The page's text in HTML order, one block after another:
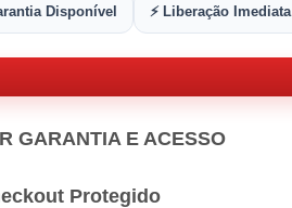
Disponível ⚡ Liberação Imediata
GARANTIA E ACESSO
Protegido